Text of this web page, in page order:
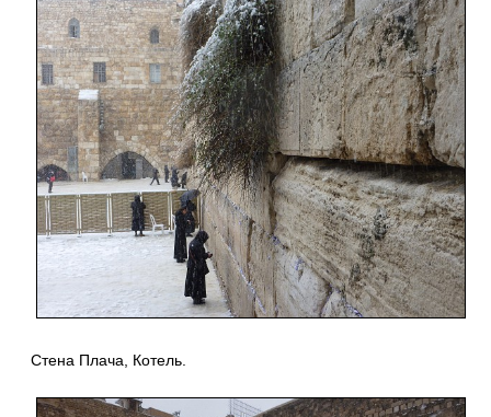
Стена Плача, Котель.